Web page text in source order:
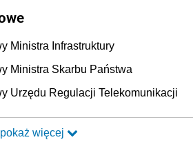
Ministra Infrastruktury
Ministra Skarbu Państwa
Urzędu Regulacji Telekomunikacji
Ministra Transportu i Budownictwa
pokaż więcej